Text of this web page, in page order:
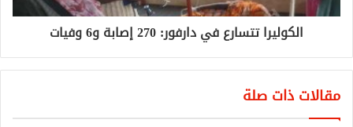
الكوليرا تتسارع في دارفور: 270 إصابة و6 وفيات
مقالات ذات صلة